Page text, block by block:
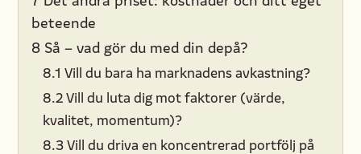
beteende
8 Så – vad gör du med din depå?
8.1 Vill du bara ha marknadens avkastning?
8.2 Vill du luta dig mot faktorer (värde,
kvalitet, momentum)?
8.3 Vill du driva en koncentrerad portfölj på